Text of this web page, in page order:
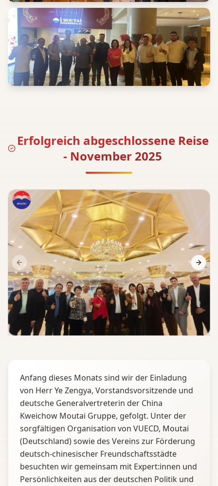
Erfolgreich abgeschlossene Reise
- November 2025
Previous slide Next
Anfang dieses Monats sind wir der Einladung
von Herr Ye Zengya, Vorstandsvorsitzende und
deutsche Generalvertreterin der China
Kweichow Moutai Gruppe, gefolgt. Unter der
sorgfältigen Organisation von VUECD, Moutai
(Deutschland) sowie des Vereins zur Förderung
deutsch-chinesischer Freundschaftsstädte
besuchten wir gemeinsam mit Expert:innen und
Persönlichkeiten aus der deutschen Politik und